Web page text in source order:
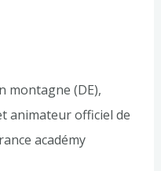
montagne (DE),
animateur officiel de
académy